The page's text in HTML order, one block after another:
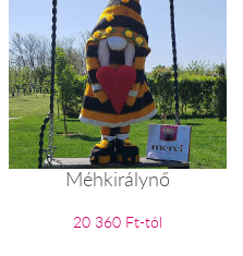
Méhkirálynő
20 360 Ft-tól